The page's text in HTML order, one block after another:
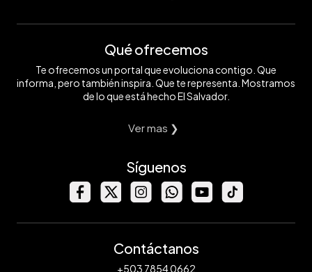
Qué ofrecemos
Te ofrecemos un portal que evoluciona contigo. Que
informa, pero también inspira. Que te representa. Mostramos
de lo que está hecho El Salvador.
Ver mas ❯
Síguenos
Contáctanos
+503 7854 0662